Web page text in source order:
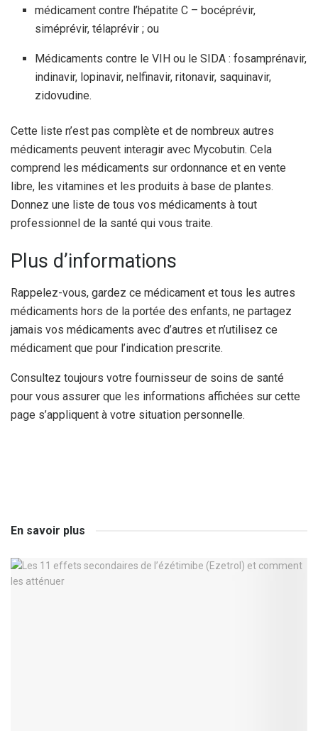
médicament contre l’hépatite C – bocéprévir,
siméprévir, télaprévir ; ou
Médicaments contre le VIH ou le SIDA : fosamprénavir,
indinavir, lopinavir, nelfinavir, ritonavir, saquinavir,
zidovudine.
Cette liste n’est pas complète et de nombreux autres
médicaments peuvent interagir avec Mycobutin. Cela
comprend les médicaments sur ordonnance et en vente
libre, les vitamines et les produits à base de plantes.
Donnez une liste de tous vos médicaments à tout
professionnel de la santé qui vous traite.
Plus d’informations
Rappelez-vous, gardez ce médicament et tous les autres
médicaments hors de la portée des enfants, ne partagez
jamais vos médicaments avec d’autres et n’utilisez ce
médicament que pour l’indication prescrite.
Consultez toujours votre fournisseur de soins de santé
pour vous assurer que les informations affichées sur cette
page s’appliquent à votre situation personnelle.
En savoir plus